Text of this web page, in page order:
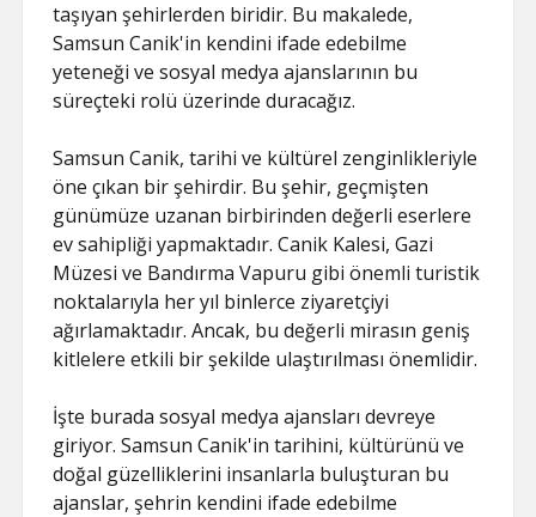
taşıyan şehirlerden biridir. Bu makalede,
Samsun Canik'in kendini ifade edebilme
yeteneği ve sosyal medya ajanslarının bu
süreçteki rolü üzerinde duracağız.
Samsun Canik, tarihi ve kültürel zenginlikleriyle
öne çıkan bir şehirdir. Bu şehir, geçmişten
günümüze uzanan birbirinden değerli eserlere
ev sahipliği yapmaktadır. Canik Kalesi, Gazi
Müzesi ve Bandırma Vapuru gibi önemli turistik
noktalarıyla her yıl binlerce ziyaretçiyi
ağırlamaktadır. Ancak, bu değerli mirasın geniş
kitlelere etkili bir şekilde ulaştırılması önemlidir.
İşte burada sosyal medya ajansları devreye
giriyor. Samsun Canik'in tarihini, kültürünü ve
doğal güzelliklerini insanlarla buluşturan bu
ajanslar, şehrin kendini ifade edebilme